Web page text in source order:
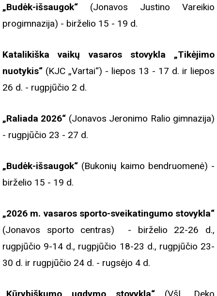
„Budėk-išsaugok“ (Jonavos Justino Vareikio
progimnazija) - birželio 15 - 19 d.
Katalikiška vaikų vasaros stovykla „Tikėjimo
nuotykis“ (KJC „Vartai“) - liepos 13 - 17 d. ir liepos
26 d. - rugpjūčio 2 d.
„Raliada 2026“ (Jonavos Jeronimo Ralio gimnazija)
- rugpjūčio 23 - 27 d.
„Budėk-išsaugok“ (Bukonių kaimo bendruomenė) -
birželio 15 - 19 d.
„2026 m. vasaros sporto-sveikatingumo stovykla“
(Jonavos sporto centras) - birželio 22-26 d.,
rugpjūčio 9-14 d., rugpjūčio 18-23 d., rugpjūčio 23-
30 d. ir rugpjūčio 24 d. - rugsėjo 4 d.
„Kūrybiškumo ugdymo stovykla“ (VšĮ „Deko